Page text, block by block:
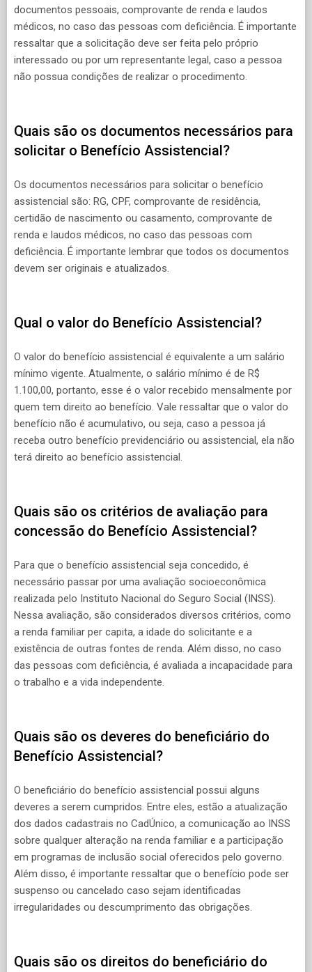
documentos pessoais, comprovante de renda e laudos
médicos, no caso das pessoas com deficiência. É importante
ressaltar que a solicitação deve ser feita pelo próprio
interessado ou por um representante legal, caso a pessoa
não possua condições de realizar o procedimento.
Quais são os documentos necessários para
solicitar o Benefício Assistencial?
Os documentos necessários para solicitar o benefício
assistencial são: RG, CPF, comprovante de residência,
certidão de nascimento ou casamento, comprovante de
renda e laudos médicos, no caso das pessoas com
deficiência. É importante lembrar que todos os documentos
devem ser originais e atualizados.
Qual o valor do Benefício Assistencial?
O valor do benefício assistencial é equivalente a um salário
mínimo vigente. Atualmente, o salário mínimo é de R$
1.100,00, portanto, esse é o valor recebido mensalmente por
quem tem direito ao benefício. Vale ressaltar que o valor do
benefício não é acumulativo, ou seja, caso a pessoa já
receba outro benefício previdenciário ou assistencial, ela não
terá direito ao benefício assistencial.
Quais são os critérios de avaliação para
concessão do Benefício Assistencial?
Para que o benefício assistencial seja concedido, é
necessário passar por uma avaliação socioeconômica
realizada pelo Instituto Nacional do Seguro Social (INSS).
Nessa avaliação, são considerados diversos critérios, como
a renda familiar per capita, a idade do solicitante e a
existência de outras fontes de renda. Além disso, no caso
das pessoas com deficiência, é avaliada a incapacidade para
o trabalho e a vida independente.
Quais são os deveres do beneficiário do
Benefício Assistencial?
O beneficiário do benefício assistencial possui alguns
deveres a serem cumpridos. Entre eles, estão a atualização
dos dados cadastrais no CadÚnico, a comunicação ao INSS
sobre qualquer alteração na renda familiar e a participação
em programas de inclusão social oferecidos pelo governo.
Além disso, é importante ressaltar que o benefício pode ser
suspenso ou cancelado caso sejam identificadas
irregularidades ou descumprimento das obrigações.
Quais são os direitos do beneficiário do